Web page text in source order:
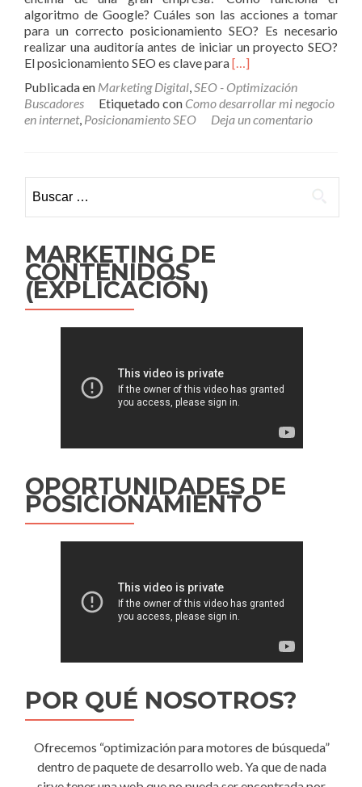
algoritmo de Google? Cuáles son las acciones a tomar
para un correcto posicionamiento SEO? Es necesario
realizar una auditoría antes de iniciar un proyecto SEO?
El posicionamiento SEO es clave paraLeer
con
SEO
en
Marketing
[…]
Publicada en Marketing Digital,SEO - Optimización
Buscadores
Etiquetado con Como desarrollar mi negocio
en internet, Posicionamiento SEO Deja un comentario
MARKETING DE
CONTENIDOS
(EXPLICACIÓN)
OPORTUNIDADES DE
POSICIONAMIENTO
POR QUÉ NOSOTROS?
Ofrecemos “optimización para motores de búsqueda”
dentro de paquete de desarrollo web. Ya que de nada